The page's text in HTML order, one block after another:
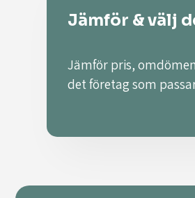
Jämför & välj
Jämför pris,
det företag som